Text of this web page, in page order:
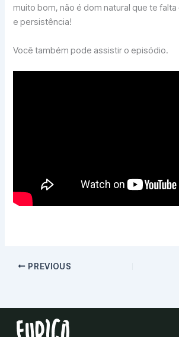
muito bom, não é dom natural que te
e persistência!
Você também pode assistir o episódio.
PREVIOUS